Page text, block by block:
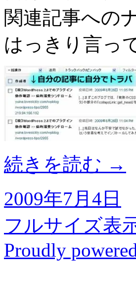
関連記事への
はっきり言っ
続きを読む →
2009年7月4日
フルサイズ表
Proudly